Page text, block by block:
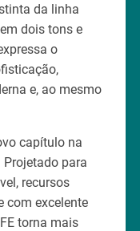
da linha
dois tons e
o
e, ao mesmo
capítulo na
Projetado para
recursos
com excelente
torna mais